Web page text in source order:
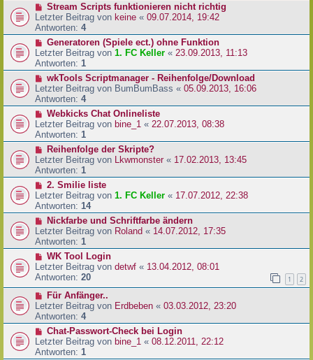
Stream Scripts funktionieren nicht richtig
Letzter Beitrag von keine « 09.07.2014, 19:42
Antworten: 4
Generatoren (Spiele ect.) ohne Funktion
Letzter Beitrag von 1. FC Keller « 23.09.2013, 11:13
Antworten: 1
wkTools Scriptmanager - Reihenfolge/Download
Letzter Beitrag von BumBumBass « 05.09.2013, 16:06
Antworten: 4
Webkicks Chat Onlineliste
Letzter Beitrag von bine_1 « 22.07.2013, 08:38
Antworten: 1
Reihenfolge der Skripte?
Letzter Beitrag von
Lkwmonster « 17.02.2013, 13:45
Antworten: 1
2. Smilie liste
Letzter Beitrag von 1. FC Keller « 17.07.2012, 22:38
Antworten: 14
Nickfarbe und Schriftfarbe ändern
Letzter Beitrag von Roland « 14.07.2012, 17:35
Antworten: 1
WK Tool Login
Letzter Beitrag von detwf « 13.04.2012, 08:01
Antworten: 20 1 2
Für Anfänger..
Letzter Beitrag von Erdbeben « 03.03.2012, 23:20
Antworten: 4
Chat-Passwort-Check bei Login
Letzter Beitrag von bine_1 « 08.12.2011, 22:12
Antworten: 1